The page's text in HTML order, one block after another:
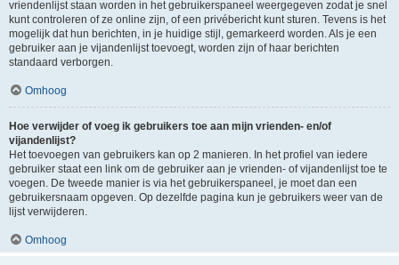
vriendenlijst staan worden in het gebruikerspaneel weergegeven zodat je snel
kunt controleren of ze online zijn, of een privébericht kunt sturen. Tevens is het
mogelijk dat hun berichten, in je huidige stijl, gemarkeerd worden. Als je een
gebruiker aan je vijandenlijst toevoegt, worden zijn of haar berichten
standaard verborgen.
Omhoog
Hoe verwijder of voeg ik gebruikers toe aan mijn vrienden- en/of
vijandenlijst?
Het toevoegen van gebruikers kan op 2 manieren. In het profiel van iedere
gebruiker staat een link om de gebruiker aan je vrienden- of vijandenlijst toe te
voegen. De tweede manier is via het gebruikerspaneel, je moet dan een
gebruikersnaam opgeven. Op dezelfde pagina kun je gebruikers weer van de
lijst verwijderen.
Omhoog